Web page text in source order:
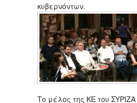
κυβερνόντων.
Το μέλος της ΚΕ του